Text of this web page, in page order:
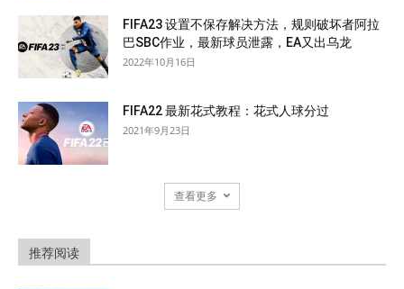
FIFA23 设置不保存解决方法，规则破坏者阿拉
巴SBC作业，最新球员泄露，EA又出乌龙
2022年10月16日
FIFA22 最新花式教程：花式人球分过
2021年9月23日
查看更多
推荐阅读